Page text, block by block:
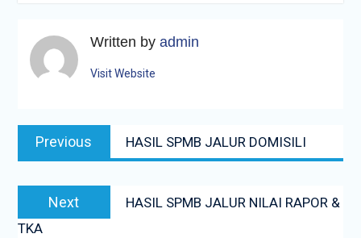
Written by admin
Visit Website
Navigasi
posPrevious
post:
HASIL SPMB JALUR DOMISILI
Next
post:
HASIL SPMB JALUR NILAI RAPOR &
TKA